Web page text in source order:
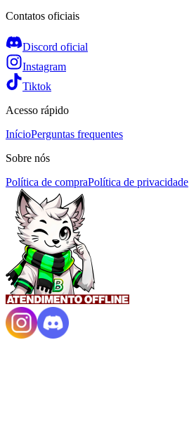
Contatos oficiais
Discord oficial
Instagram
Tiktok
Acesso rápido
InícioPerguntas frequentes
Sobre nós
Política de compraPolítica de privacidade